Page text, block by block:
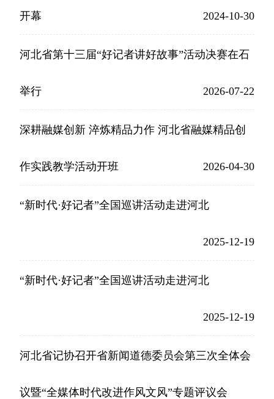
开幕 2024-10-30
河北省第十三届“好记者讲好故事”活动决赛在石
举行 2026-07-22
深耕融媒创新 淬炼精品力作 河北省融媒精品创
作实践教学活动开班 2026-04-30
“新时代·好记者”全国巡讲活动走进河北
2025-12-19
“新时代·好记者”全国巡讲活动走进河北
2025-12-19
河北省记协召开省新闻道德委员会第三次全体会
议暨“全媒体时代改进作风文风”专题评议会